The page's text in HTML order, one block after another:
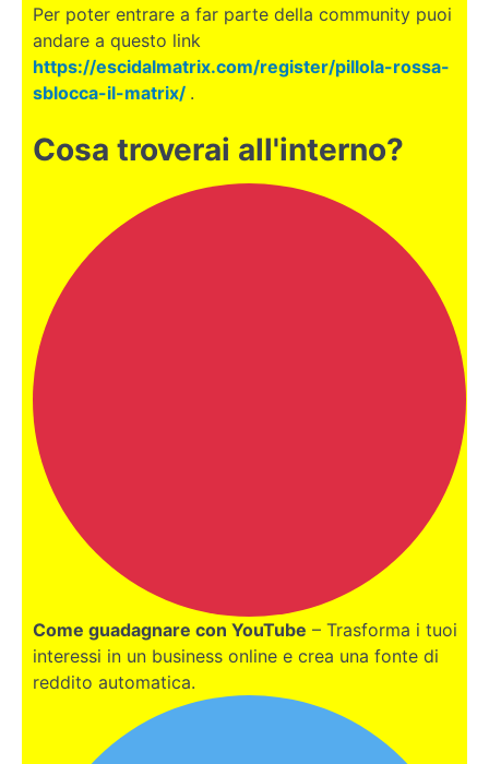
potrebbero
essere una
buona
scelta?
permessi
differenza
tra le 7
isole
Alloggi,
affitti o
acquisto
immobile
Opportunità
lavorative e
carriera
sanitario:
Per poter entrare a far parte della community puoi
andare a questo link
https://escidalmatrix.com/register/pillola-rossa-
sblocca-il-matrix/ .
Cosa troverai all'interno?
Come guadagnare con YouTube – Trasforma i tuoi
interessi in un business online e crea una fonte di
reddito automatica.